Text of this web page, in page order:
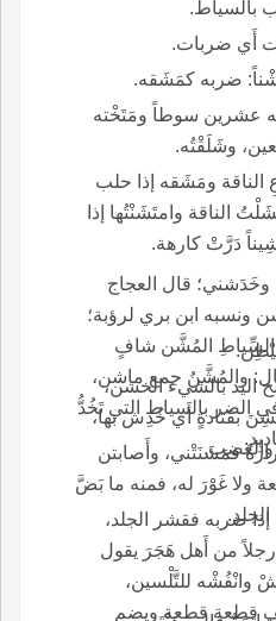
بالسياط.
أَي ضربات.
ضربه كمَشَقه.
عشرين سوطاً ومَتَخْته
وشَلَقْتُه.
ومَشَقه إذا حلب
الناقة وامتَشَنْتُها إذا
دَرَّتْ كارهة.
قال العجاج
ونسبه ابن بري لرؤبة؛
السِّياطِ المُشَّن شافٍ
والمُشَّنُ جمع ماشن،
الضر بالسياط التي تَخُدُّ
اليد بالشيء الخشن،
بقَتادةٍ أَي خُدِش بها،
والغضب.
فمَشَنَتْني، وأَصابتن
ولا غَوْرَ له، فمنه ما بَضَّ
ضربه فقشر الجلد،
من أَهل هَجَرَ يقول
وانْفُشْه للتَّلْسين،
قطعة قطعة ويضم